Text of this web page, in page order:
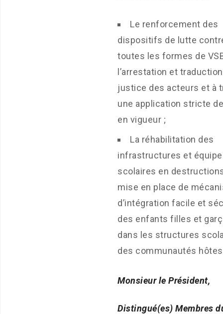
Le renforcement des
dispositifs de lutte
toutes les formes de
l’arrestation et
justice des acteurs et à
une application stricte
en vigueur ;
La réhabilitation des
infrastructures et
scolaires en
mise en place de
d’intégration facile et
des enfants filles et
dans les structures
des communautés
Monsieur le Président,
Distingué(es) Membres